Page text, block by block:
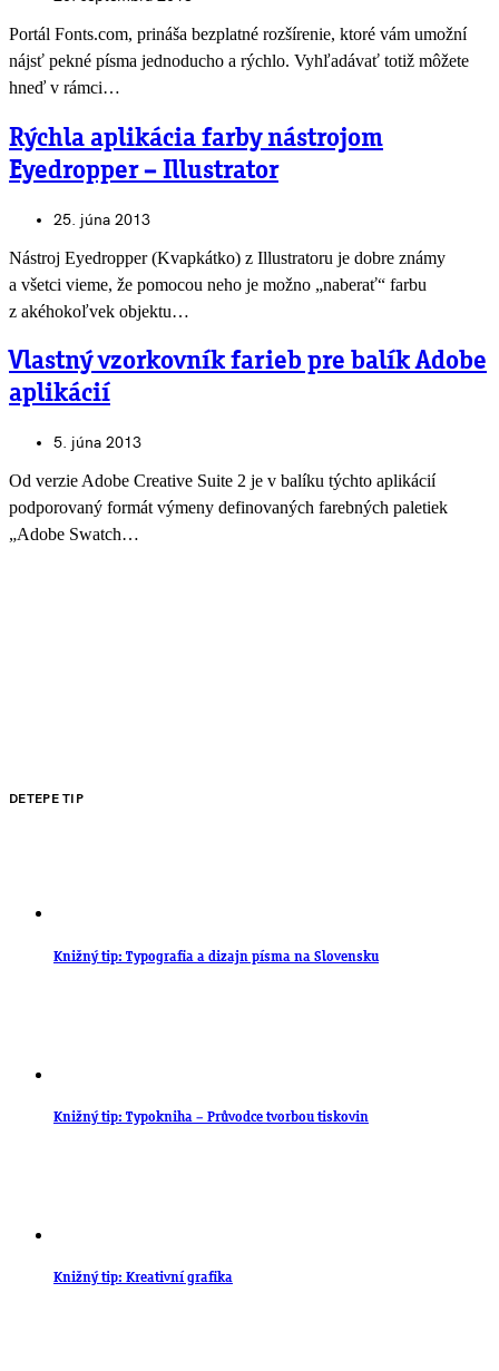
Portál Fonts.com, prináša bezplatné rozšírenie, ktoré vám umožní
nájsť pekné písma jednoducho a rýchlo. Vyhľadávať totiž môžete
hneď v rámci…
Rýchla aplikácia farby nástrojom
Eyedropper – Illustrator
25. júna 2013
Nástroj Eyedropper (Kvapkátko) z Illustratoru je dobre známy
a všetci vieme, že pomocou neho je možno „naberať“ farbu
z akéhokoľvek objektu…
Vlastný vzorkovník farieb pre balík Adobe
aplikácií
5. júna 2013
Od verzie Adobe Creative Suite 2 je v balíku týchto aplikácií
podporovaný formát výmeny definovaných farebných paletiek
„Adobe Swatch…
DETEPE TIP
Knižný tip: Typografia a dizajn písma na Slovensku
Knižný tip: Typokniha – Průvodce tvorbou tiskovin
Knižný tip: Kreativní grafika